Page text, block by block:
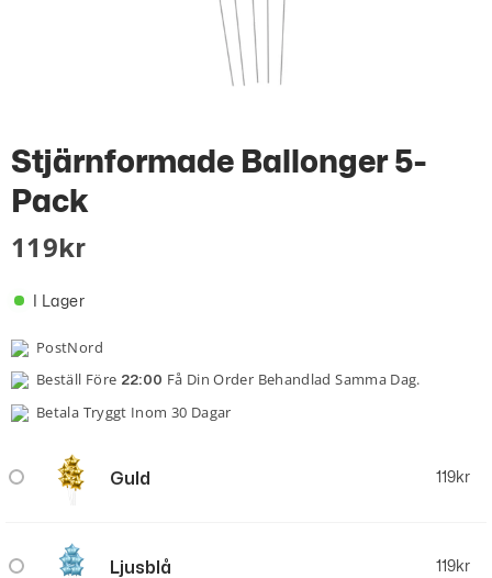
Stjärnformade Ballonger 5-
Pack
119 Kr
I Lager
PostNord
Beställ Före 22:00 Få Din Order Behandlad Samma Dag.
Betala Tryggt Inom 30 Dagar
Guld 119kr
Ljusblå 119kr